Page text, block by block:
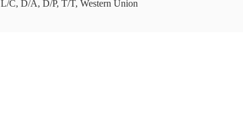
L/C, D/A, D/P, T/T, Western Union